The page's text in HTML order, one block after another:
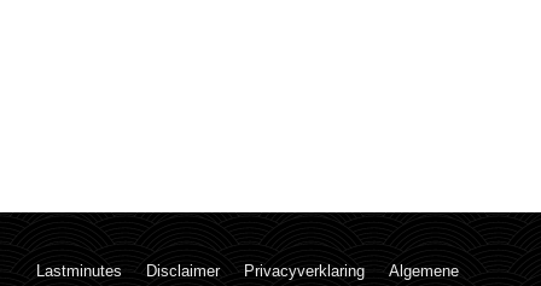
Lastminutes Disclaimer Privacyverklaring
Algemene